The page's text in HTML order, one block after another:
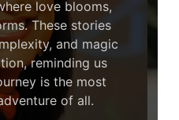
love blooms,
These stories
and magic
reminding us
is the most
of all.